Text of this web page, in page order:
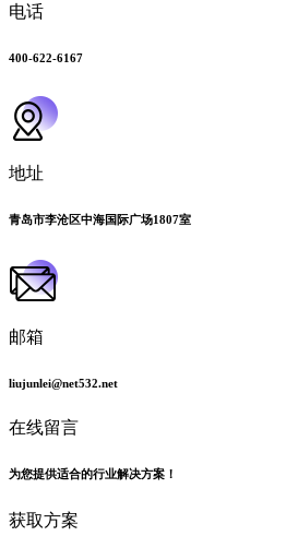
电话
400-622-6167
地址
青岛市李沧区中海国际广场1807室
邮箱
liujunlei@net532.net
在线留言
为您提供适合的行业解决方案！
获取方案